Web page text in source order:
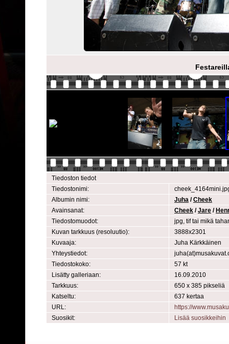
Tiedoston tiedot
Tiedostonimi:
Albumin nimi:
Juha /Cheek
Avainsanat:
Cheek /Jare /
Tiedostomuodot:
jpg, tif tai mikä
Kuvan tarkkuus (resoluutio):
3888x2301
Kuvaaja:
Juha Kärkkäinen
Yhteystiedot:
Tiedostokoko:
57 kt
Lisätty galleriaan:
16.09.2010
Tarkkuus:
650 x 385 pikseliä
Katseltu:
637 kertaa
URL:
https://
Suosikit:
Lisää suosikkeihin